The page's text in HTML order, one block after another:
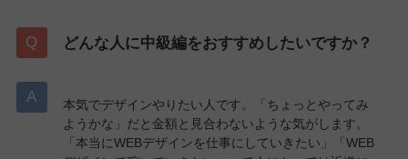
どんな人に中級編をおすすめしたいですか？
本気でデザインやりたい人です。「ちょっとやってみ
ようかな」だと金額と見合わないような気がします。
「本当にWEBデザインを仕事にしていきたい」「WEB